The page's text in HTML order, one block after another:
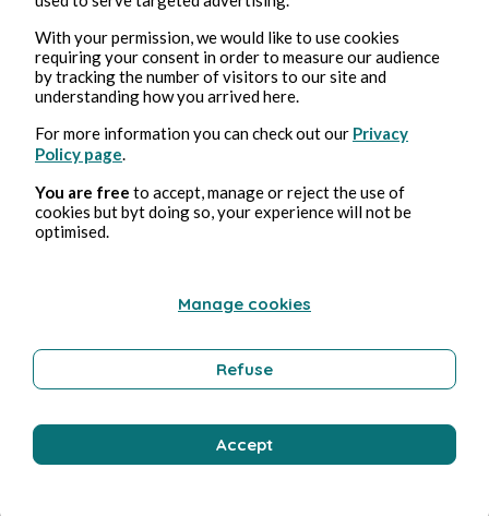
Le vote dans 50 ans?
Yelch 1min de lecture
With your permission, we would like to use cookies
requiring your consent in order to measure our audience
by tracking the number of visitors to our site and
understanding how you arrived here.
For more information you can check out our Privacy
Policy page
You are free to accept, manage or reject the use of
cookies but byt doing so, your experience will not be
optimised.
Manage cookies
Refuse
Accept